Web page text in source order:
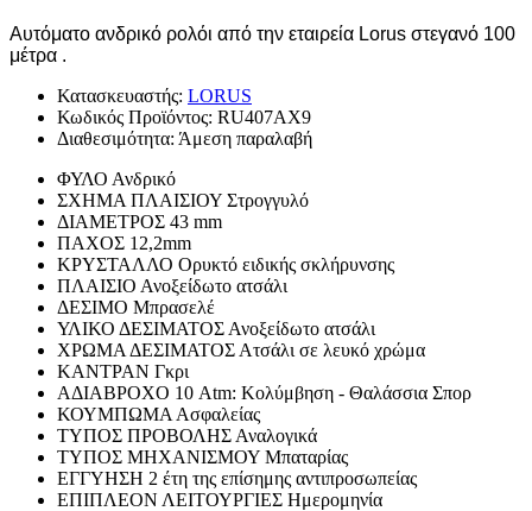
Αυτόματο ανδρικό ρολόι από την εταιρεία Lorus στεγανό 100
μέτρα .
Κατασκευαστής: LORUS
Κωδικός Προϊόντος: RU407AX9
Διαθεσιμότητα: Άμεση παραλαβή
ΦΥΛΟ Ανδρικό
ΣΧΗΜΑ ΠΛΑΙΣΙΟΥ Στρογγυλό
ΔΙΑΜΕΤΡΟΣ 43 mm
ΠΑΧΟΣ 12,2mm
ΚΡΥΣΤΑΛΛΟ Ορυκτό ειδικής σκλήρυνσης
ΠΛΑΙΣΙΟ Ανοξείδωτο ατσάλι
ΔΕΣΙΜΟ Μπρασελέ
ΥΛΙΚΟ ΔΕΣΙΜΑΤΟΣ Ανοξείδωτο ατσάλι
ΧΡΩΜΑ ΔΕΣΙΜΑΤΟΣ Ατσάλι σε λευκό χρώμα
ΚΑΝΤΡΑΝ Γκρι
ΑΔΙΑΒΡΟΧΟ 10 Atm: Κολύμβηση - Θαλάσσια Σπορ
ΚΟΥΜΠΩΜΑ Ασφαλείας
ΤΥΠΟΣ ΠΡΟΒΟΛΗΣ Αναλογικά
ΤΥΠΟΣ ΜΗΧΑΝΙΣΜΟΥ Μπαταρίας
ΕΓΓΥΗΣΗ 2 έτη της επίσημης αντιπροσωπείας
ΕΠΙΠΛΕΟΝ ΛΕΙΤΟΥΡΓΙΕΣ Ημερομηνία